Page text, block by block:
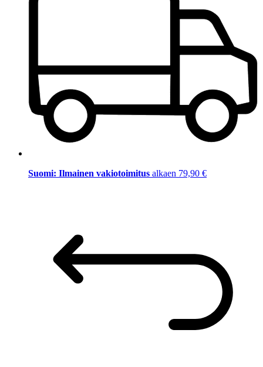
Suomi: Ilmainen vakiotoimitus alkaen 79,90 €